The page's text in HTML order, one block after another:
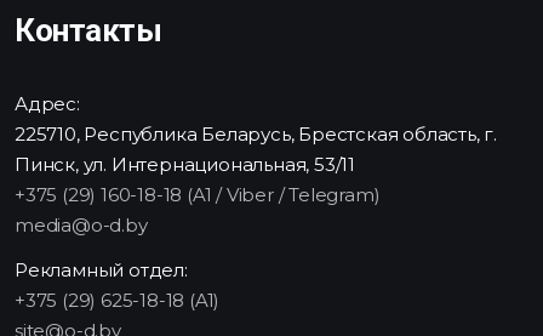
Контакты
Адрес:
225710, Республика Беларусь, Брестская область, г.
Пинск, ул. Интернациональная, 53/11
+375 (29) 160-18-18 (A1 / Viber / Telegram)
media@o-d.by
Рекламный отдел:
+375 (29) 625-18-18 (A1)
site@o-d.by